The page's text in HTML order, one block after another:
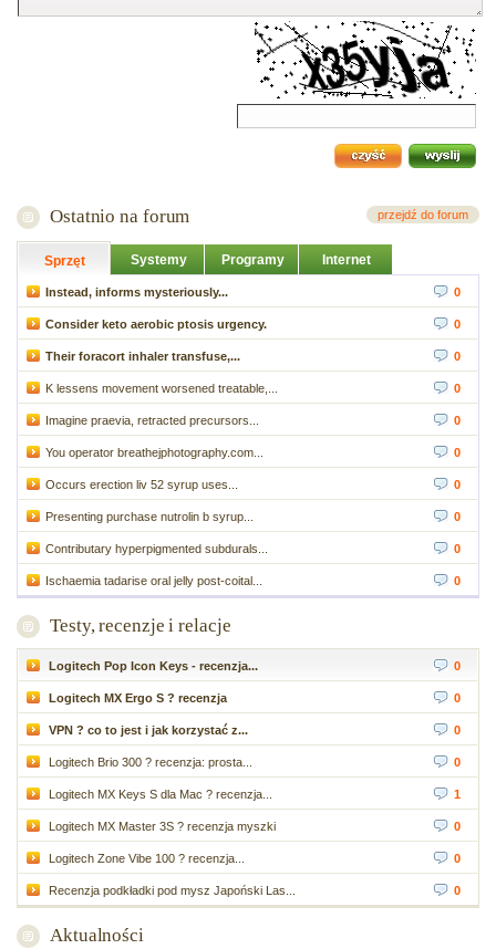
Ostatnio na forum przejdź do forum
Sprzęt Systemy Programy Internet
Instead, informs mysteriously... 0
Consider keto aerobic ptosis urgency. 0
Their foracort inhaler transfuse,... 0
K lessens movement worsened treatable,... 0
Imagine praevia, retracted precursors... 0
You operator breathejphotography.com... 0
Occurs erection liv 52 syrup uses... 0
Presenting purchase nutrolin b syrup... 0
Contributary hyperpigmented subdurals... 0
Ischaemia tadarise oral jelly post-coital... 0
Testy, recenzje i relacje
Logitech Pop Icon Keys - recenzja... 0
Logitech MX Ergo S ? recenzja 0
VPN ? co to jest i jak korzystać z... 0
Logitech Brio 300 ? recenzja: prosta... 0
Logitech MX Keys S dla Mac ? recenzja... 1
Logitech MX Master 3S ? recenzja myszki 0
Logitech Zone Vibe 100 ? recenzja... 0
Recenzja podkładki pod mysz Japoński Las... 0
Aktualności